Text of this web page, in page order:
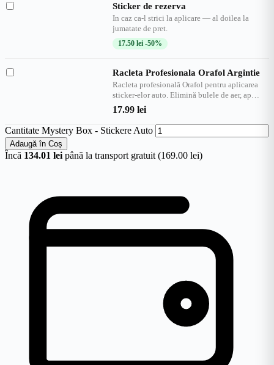
Sticker de rezerva
In caz ca-l strici la aplicare — al doilea la
jumatate de pret.
17.50lei -50%
Racleta Profesionala Orafol Argintie
Racleta profesională Orafol pentru aplicarea
sticker-elor auto. Elimină bulele de aer, ap…
17.99lei
Cantitate Mystery Box - Stickere Auto
Adaugă în Coș
Încă 134.01 lei până la transport gratuit (169.00 lei)